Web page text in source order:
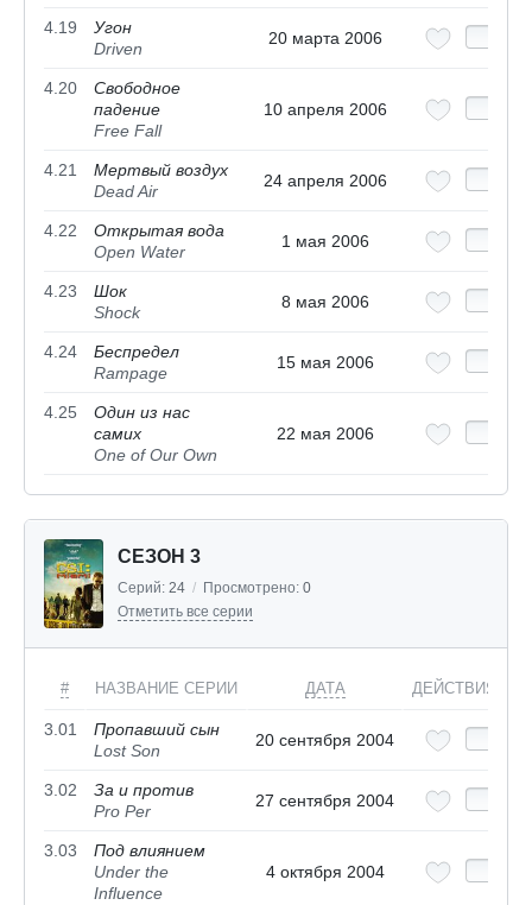
4.19
Угон
Driven
20 марта 2006
4.20
Свободное
падение
Free Fall
10 апреля 2006
4.21
Мертвый воздух
Dead Air
24 апреля 2006
4.22
Открытая вода
Open Water
1 мая 2006
4.23
Шок
Shock
8 мая 2006
4.24
Беспредел
Rampage
15 мая 2006
4.25
Один из нас
самих
One of Our Own
22 мая 2006
СЕЗОН 3
Серий: 24 / Просмотрено: 0
Отметить все серии
# НАЗВАНИЕ СЕРИИ ДАТА ДЕЙСТВИЯ
3.01
Пропавший сын
Lost Son
20 сентября 2004
3.02
За и против
Pro Per
27 сентября 2004
3.03
Под влиянием
Under the
Influence
4 октября 2004